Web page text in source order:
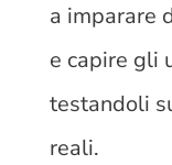
a imparare
e capire gli
testandoli
reali.